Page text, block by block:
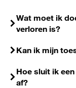
Wat moet ik
verloren is?
Kan ik mijn
Hoe sluit ik
af?